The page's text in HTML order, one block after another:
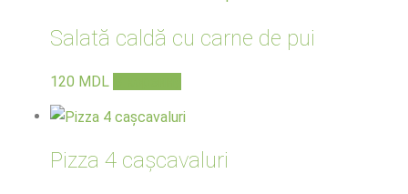
Salată caldă cu carne de pui
120 MDL
Pizza 4 cașcavaluri